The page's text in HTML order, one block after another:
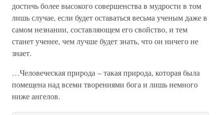
достичь более высокого совершенства в мудрости в том
лишь случае, если будет оставаться весьма ученым даже в
самом незнании, составляющем его свойство, и тем
станет ученее, чем лучше будет знать, что он ничего не
знает.
…Человеческая природа – такая природа, которая была
помещена над всеми творениями бога и лишь немного
ниже ангелов.